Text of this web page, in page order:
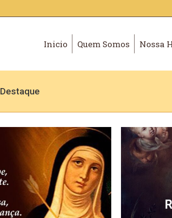
Inicio Quem Somos Nossa
Destaque